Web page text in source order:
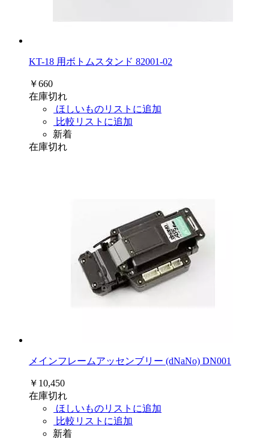
KT-18 用ボトムスタンド 82001-02
￥660
在庫切れ
ほしいものリストに追加
比較リストに追加
新着
在庫切れ
メインフレームアッセンブリー (dNaNo) DN001
￥10,450
在庫切れ
ほしいものリストに追加
比較リストに追加
新着